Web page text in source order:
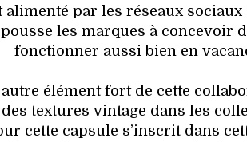
alimenté par les réseaux
les marques à concevoir
fonctionner aussi bien en
autre élément fort de cette
des textures vintage dans les
cette capsule s’inscrit dans